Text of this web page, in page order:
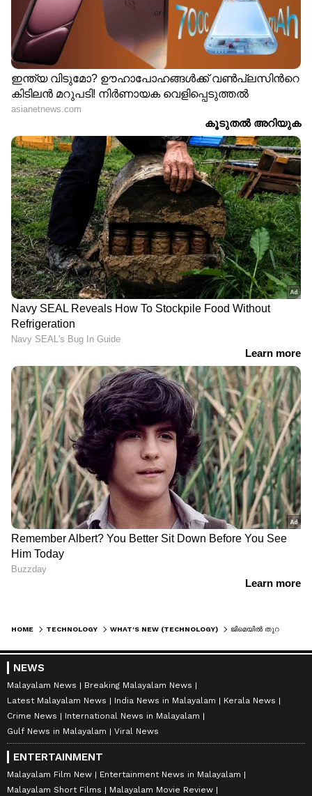
HOME TECHNOLOGY WHAT'S NEW (TECHNOLOGY)
NEWS
Malayalam News
Breaking Malayalam News
Latest Malayalam News
India News in Malayalam
Kerala News
Crime News
International News in Malayalam
Gulf News in Malayalam
Viral News
ENTERTAINMENT
Malayalam Film New
Entertainment News in Malayalam
Malayalam Short Films
Malayalam Movie Review